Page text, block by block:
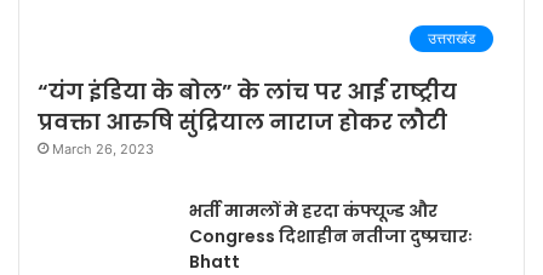
उत्तराखंड
“यंग इंडिया के बोल” के लांच पर आई राष्ट्रीय
प्रवक्ता आरुषि सुंद्रियाल नाराज होकर लौटी
March 26, 2023
भर्ती मामलों मे हरदा कंफ्यूज्ड और
Congress दिशाहीन नतीजा दुष्प्रचारः
Bhatt